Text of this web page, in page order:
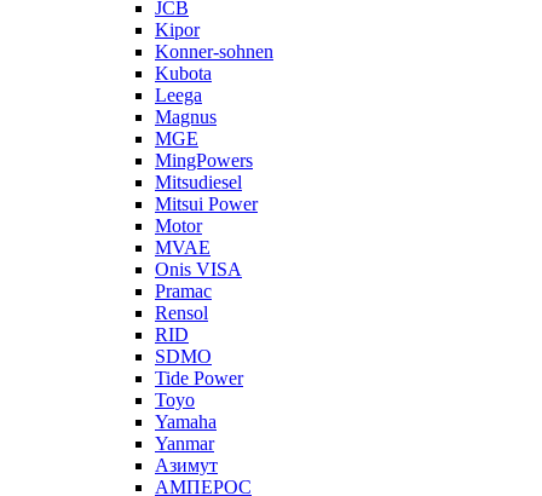
JCB
Kipor
Konner-sohnen
Kubota
Leega
Magnus
MGE
MingPowers
Mitsudiesel
Mitsui Power
Motor
MVAE
Onis VISA
Pramac
Rensol
RID
SDMO
Tide Power
Toyo
Yamaha
Yanmar
Азимут
АМПЕРОС